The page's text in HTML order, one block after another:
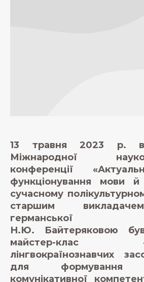
13 травня 2023 р.
Міжнародної
конференції
функціонування мови й
сучасному
старшим
германської
Н.Ю. Байтеряковою
майстер-клас
лінгвокраїнознавчих
для формування
комунікативної